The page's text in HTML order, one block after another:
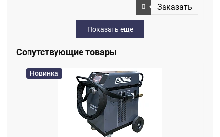
Заказать
Показать еще
Сопутствующие товары
Новинка